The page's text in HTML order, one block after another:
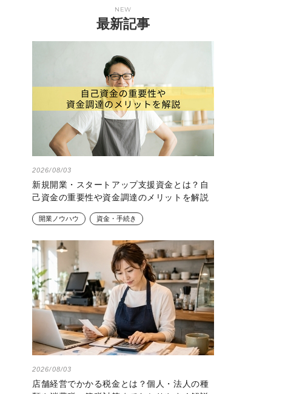
NEW
最新記事
2026/08/03
新規開業・スタートアップ支援資金とは？自
己資金の重要性や資金調達のメリットを解説
開業ノウハウ 資金・手続き
2026/08/03
店舗経営でかかる税金とは？個人・法人の種